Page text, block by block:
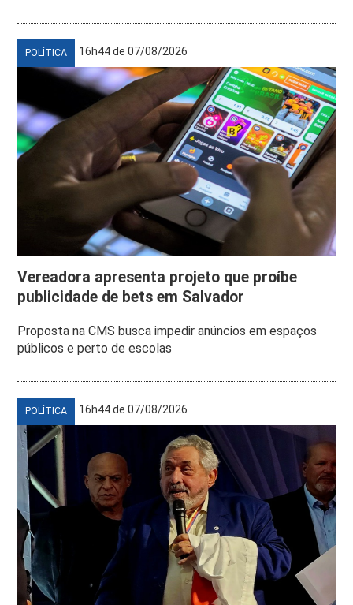
POLÍTICA 16h44 de 07/08/2026
Vereadora apresenta projeto que proíbe
publicidade de bets em Salvador
Proposta na CMS busca impedir anúncios em espaços
públicos e perto de escolas
POLÍTICA 16h44 de 07/08/2026